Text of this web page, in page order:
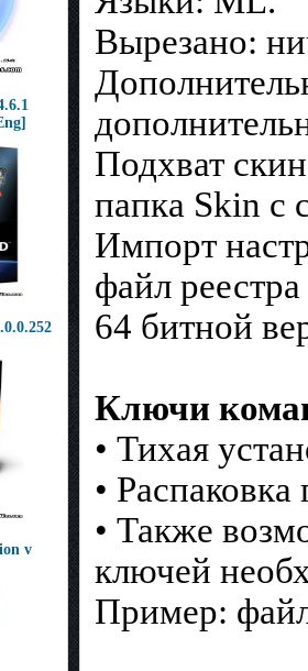
v
Вырезано:
Подхват
папка Skin с
Импорт
файл
64 битной
Ключи
• Тихая
•
• Также
ключей
Пример: